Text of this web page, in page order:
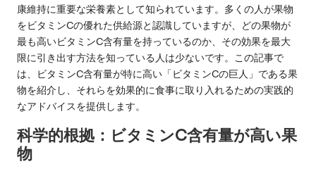
康維持に重要な栄養素として知られています。多くの人が果物
をビタミンCの優れた供給源と認識していますが、どの果物が
最も高いビタミンC含有量を持っているのか、その効果を最大
限に引き出す方法を知っている人は少ないです。この記事で
は、ビタミンC含有量が特に高い「ビタミンCの巨人」である果
物を紹介し、それらを効果的に食事に取り入れるための実践的
なアドバイスを提供します。
科学的根拠：ビタミンC含有量が高い果
物